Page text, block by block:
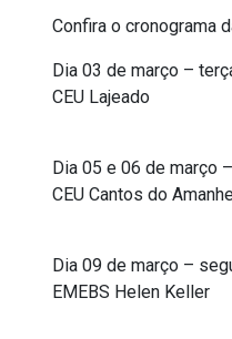
Confira o cronograma
Dia 03 de março –
CEU Lajeado
Dia 05 e 06 de março
CEU Cantos do
Dia 09 de março –
EMEBS Helen Keller